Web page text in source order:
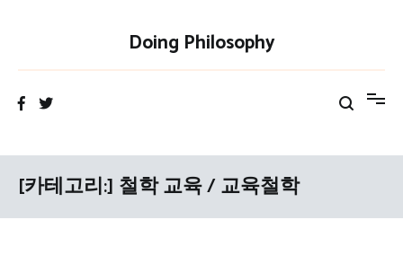
Doing Philosophy
[카테고리:] 철학 교육 / 교육철학